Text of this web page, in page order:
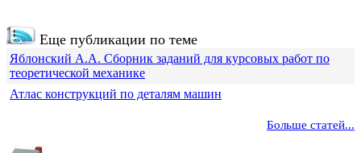
Еще публикации по теме
Яблонский А.А. Сборник заданий для курсовых работ по
теоретической механике
Атлас конструкций по деталям машин
Больше статей...